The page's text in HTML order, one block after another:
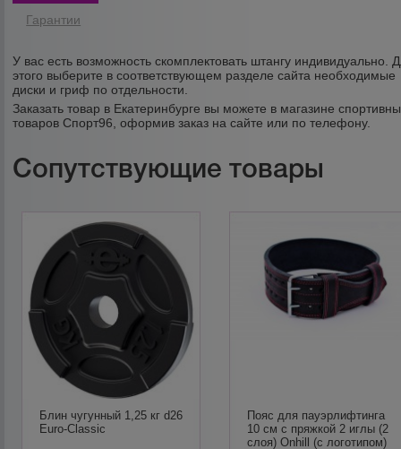
Гарантии
У вас есть возможность скомплектовать штангу индивидуально.
этого выберите в соответствующем разделе сайта необходимые
диски и гриф по отдельности.
Заказать товар в Екатеринбурге вы можете в магазине
товаров Спорт96, оформив заказ на сайте или по телефону.
Сопутствующие товары
Блин чугунный 1,25 кг d26
Euro-Classic
Пояс для пауэрлифтинга
10 см с пряжкой 2 иглы (2
слоя) Onhill (с логотипом)